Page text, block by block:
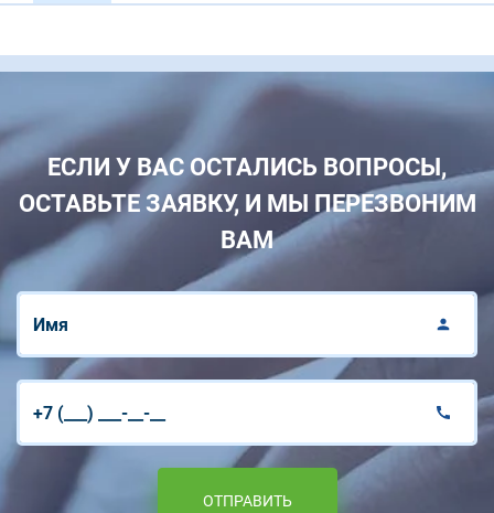
ЕСЛИ У ВАС ОСТАЛИСЬ ВОПРОСЫ,
ОСТАВЬТЕ ЗАЯВКУ, И МЫ ПЕРЕЗВОНИМ
ВАМ
ОТПРАВИТЬ